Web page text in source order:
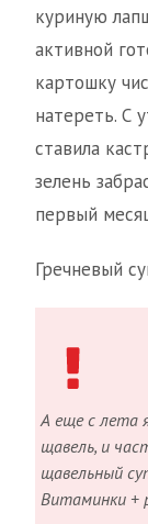
куриную
активной
картошку
натереть. С
ставила
зелень
первый
Гречневый
А еще с лета
щавель, и
щавельный
Витаминки +